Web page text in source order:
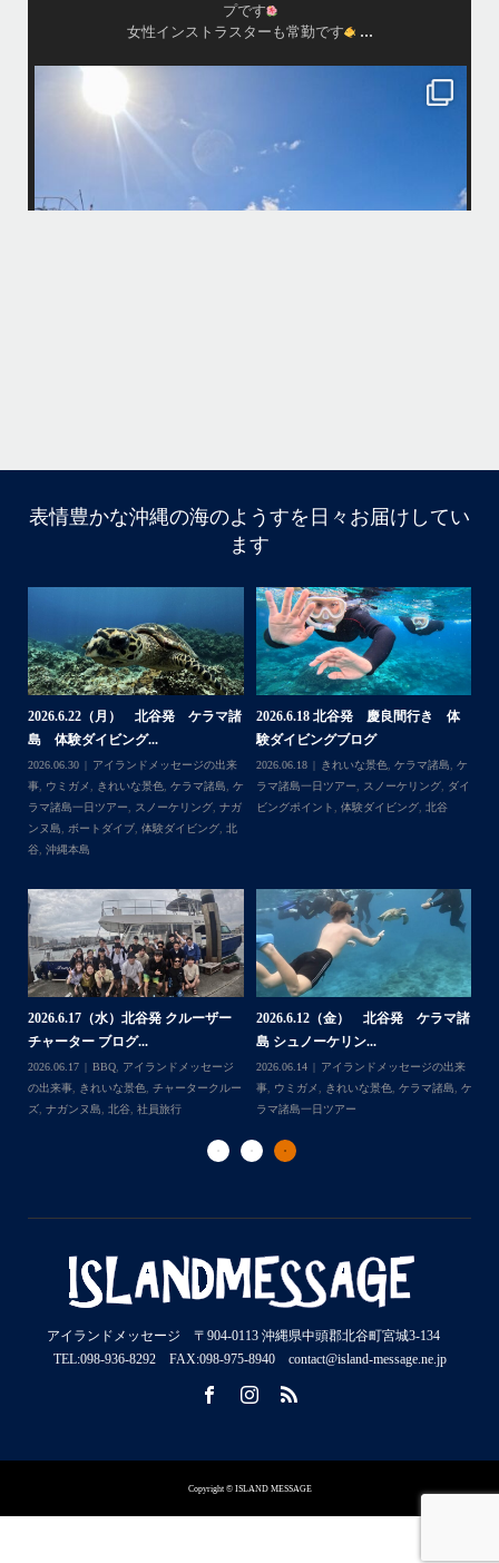
プです
女性インストラスターも常勤です
...
たくさんのご利用本当にありがとうございました
BBQにジェットスキー、バナナボート、SUP、パラセーリングなどな
ど…勇海号を拠点に色々お楽しみ頂きましたよ〜
海も荒れずにいい天気の中開催できたので何よりです
また来年もリピートして頂けたら嬉しいです
10月前半クルーザーチャーター
たくさんのご利用本当にありがとうございました
BBQにジェットスキー、バナナボート、SUP、パラセーリ
ングなどなど…勇海号を拠点に色々お楽しみ頂きました
よ〜
・
海も荒れずにいい天気の中開催できたので何よりです
また来年もリピートして頂けたら嬉しいです
・
発着の国立公園指定の慶良間諸島(#ケラマ)の日帰り#ダイビ
ング・#スノーケリング ツアーを開催しているマリンショッ
表情豊かな沖縄の海のようすを日々お届けしてい
ます
2026.6.22（月） 北谷発 ケラマ諸
島 体験ダイビング...
2026.06.30
アイランドメッセージの出来
事, ウミガメ, きれいな景色, ケラマ諸島, ケ
ラマ諸島一日ツアー, スノーケリング, ナガ
ンヌ島, ボートダイブ, 体験ダイビング, 北
谷, 沖縄本島
2026.6.18 北谷発 慶良間行き 体
験ダイビングブログ
2026.06.18 きれいな景色, ケラマ諸島, ケ
ラマ諸島一日ツアー, スノーケリング, ダイ
ビングポイント, 体験ダイビング, 北谷
2026.6.17（水）北谷発 クルーザー
チャーター ブログ...
2026.06.17 BBQ,
アイランドメッセージ
の出来事, きれいな景色
チャータークルー
ズ, ナガンヌ島 北谷, 社員旅行
2026.6.12（金） 北谷発 ケラマ諸
島 シュノーケリン...
2026.06.14
アイランドメッセージの出来
事, ウミガメ きれいな景色 ケラマ諸島
ケ
ラマ諸島一日ツアー
アイランドメッセージ 〒904-0113 沖縄県中頭郡北谷町宮城3-134
TEL:098-936-8292 FAX:098-975-8940 contact@island-message.ne.jp
Copyright © ISLAND MESSAGE